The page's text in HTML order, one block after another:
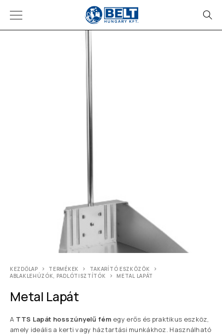
KEZDŐLAP TERMÉKEK
TAKARÍTÓ ESZKÖZÖK
ABLAKLEHÚZÓK, PADLÓTISZTÍTÓK
METAL LAPÁT
Metal Lapát
A TTS Lapát hosszúnyelű fém egy erős és praktikus eszköz,
amely ideális a kerti vagy háztartási munkákhoz. Használható